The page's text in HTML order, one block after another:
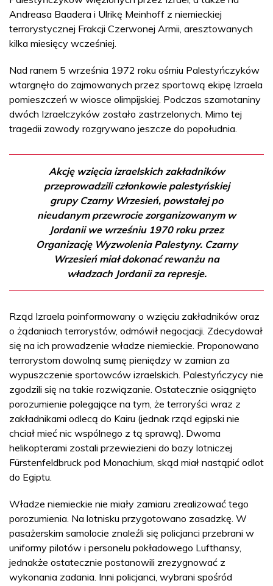
Andreasa Baadera i Ulrikę Meinhoff z niemieckiej
terrorystycznej Frakcji Czerwonej Armii, aresztowanych
kilka miesięcy wcześniej.
Nad ranem 5 września 1972 roku ośmiu Palestyńczyków
wtargnęło do zajmowanych przez sportową ekipę Izraela
pomieszczeń w wiosce olimpijskiej. Podczas szamotaniny
dwóch Izraelczyków zostało zastrzelonych. Mimo tej
tragedii zawody rozgrywano jeszcze do popołudnia.
Akcję wzięcia izraelskich zakładników
przeprowadzili członkowie palestyńskiej
grupy Czarny Wrzesień, powstałej po
nieudanym przewrocie zorganizowanym w
Jordanii we wrześniu 1970 roku przez
Organizację Wyzwolenia Palestyny. Czarny
Wrzesień miał dokonać rewanżu na
władzach Jordanii za represje.
Rząd Izraela poinformowany o wzięciu zakładników oraz
o żądaniach terrorystów, odmówił negocjacji. Zdecydował
się na ich prowadzenie władze niemieckie. Proponowano
terrorystom dowolną sumę pieniędzy w zamian za
wypuszczenie sportowców izraelskich. Palestyńczycy nie
zgodzili się na takie rozwiązanie. Ostatecznie osiągnięto
porozumienie polegające na tym, że terroryści wraz z
zakładnikami odlecą do Kairu (jednak rząd egipski nie
chciał mieć nic wspólnego z tą sprawą). Dwoma
helikopterami zostali przewiezieni do bazy lotniczej
Fürstenfeldbruck pod Monachium, skąd miał nastąpić odlot
do Egiptu.
Władze niemieckie nie miały zamiaru zrealizować tego
porozumienia. Na lotnisku przygotowano zasadzkę. W
pasażerskim samolocie znaleźli się policjanci przebrani w
uniformy pilotów i personelu pokładowego Lufthansy,
jednakże ostatecznie postanowili zrezygnować z
wykonania zadania. Inni policjanci, wybrani spośród